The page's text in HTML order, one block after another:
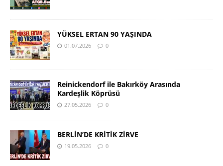
YÜKSEL ERTAN 90 YAŞINDA
01.07.2026 0
Reinickendorf ile Bakırköy Arasında
Kardeşlik Köprüsü
27.05.2026 0
BERLİN’DE KRİTİK ZİRVE
19.05.2026 0